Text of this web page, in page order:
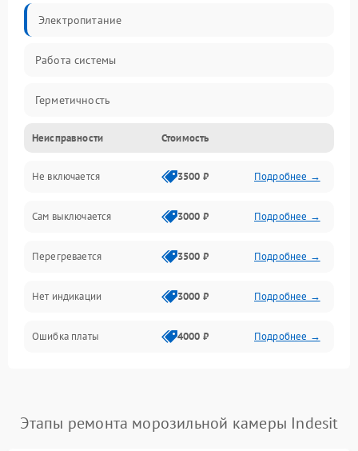
Электропитание
Работа системы
Герметичность
Механика
Неисправности Стоимость
Не включается 3500 ₽ Подробнее →
Сам выключается 3000 ₽ Подробнее →
Перегревается 3500 ₽ Подробнее →
Нет индикации 3000 ₽ Подробнее →
Ошибка платы 4000 ₽ Подробнее →
Этапы ремонта морозильной камеры Indesit